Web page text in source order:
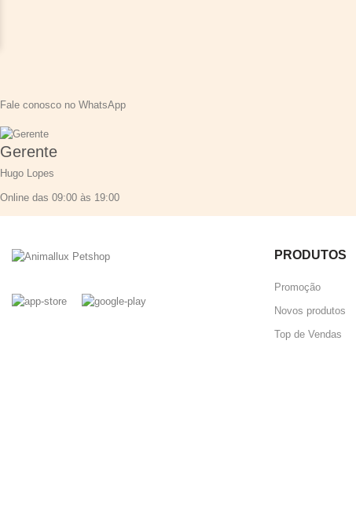
Fale conosco no WhatsApp
Gerente
Hugo Lopes
Online das 09:00 às 19:00
PRODUTOS
Promoção
Novos produtos
Top de Vendas